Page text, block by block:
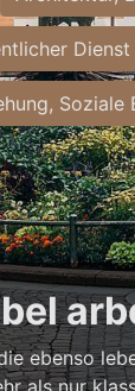
Dienst
Soziale
ebenso